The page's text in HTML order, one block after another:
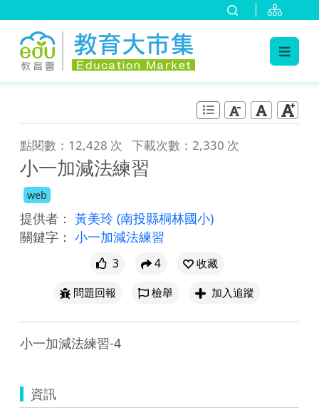
點閱數：12,428 次 下載次數：2,330 次
小一加減法練習
web
提供者： 黃美玲 (南投縣桐林國小)
關鍵字： 小一加減法練習
3 4
收藏
問題回報
檢舉 加入追蹤
小一加減法練習-4
資訊